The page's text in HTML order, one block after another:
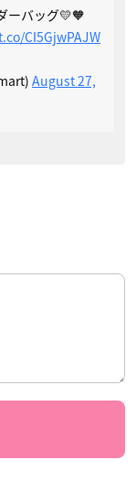
ーバッグ💛🧡
CI5GjwPAJW
August 27,